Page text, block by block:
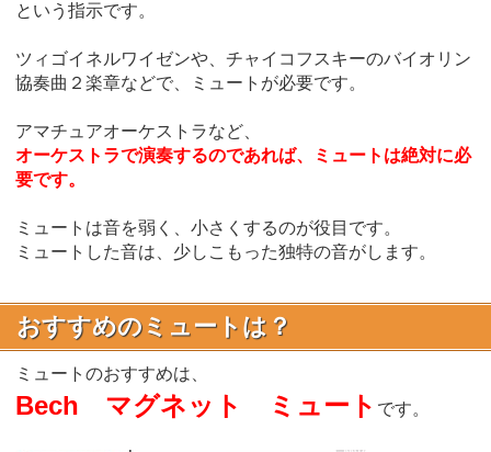
という指示です。
ツィゴイネルワイゼンや、チャイコフスキーのバイオリン
協奏曲２楽章などで、ミュートが必要です。
アマチュアオーケストラなど、
オーケストラで演奏するのであれば、ミュートは絶対に必
要です。
ミュートは音を弱く、小さくするのが役目です。
ミュートした音は、少しこもった独特の音がします。
おすすめのミュートは？
ミュートのおすすめは、
Bech マグネット ミュート です。